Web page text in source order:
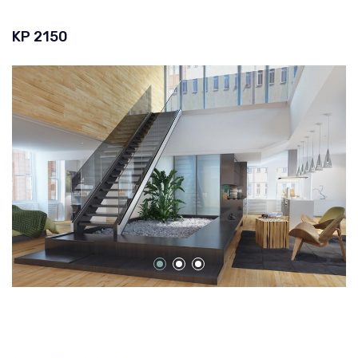
KP 2150